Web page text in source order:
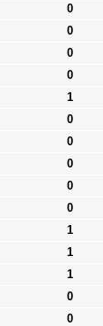
0
0
0
0
1
0
0
0
0
0
1
1
1
0
0